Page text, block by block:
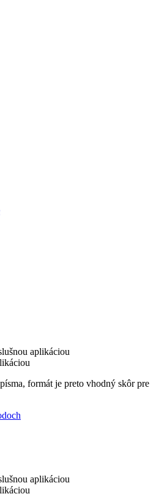
aplikáciou
formát je preto vhodný skôr pre
aplikáciou